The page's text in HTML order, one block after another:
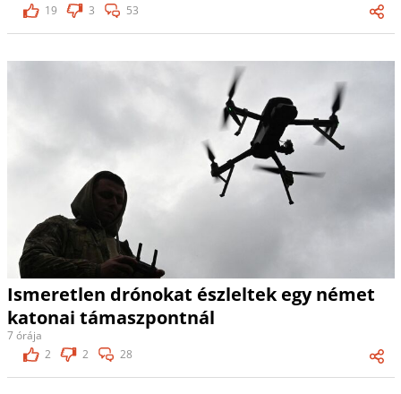
19
3 53
Ismeretlen drónokat észleltek egy német
katonai támaszpontnál
7 órája
2
2 28